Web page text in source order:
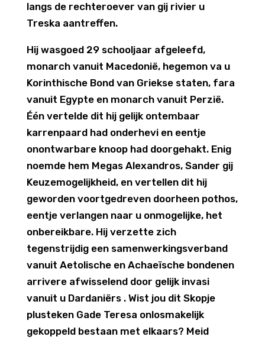
langs de rechteroever van gij rivier u
Treska aantreffen.
Hij wasgoed 29 schooljaar afgeleefd,
monarch vanuit Macedonië, hegemon va u
Korinthische Bond van Griekse staten, fara
vanuit Egypte en monarch vanuit Perzië.
Één vertelde dit hij gelijk ontembaar
karrenpaard had onderhevi en eentje
onontwarbare knoop had doorgehakt. Enig
noemde hem Megas Alexandros, Sander gij
Keuzemogelijkheid, en vertellen dit hij
geworden voortgedreven doorheen pothos,
eentje verlangen naar u onmogelijke, het
onbereikbare. Hij verzette zich
tegenstrijdig een samenwerkingsverband
vanuit Aetolische en Achaeïsche bondenen
arrivere afwisselend door gelijk invasi
vanuit u Dardaniërs . Wist jou dit Skopje
plusteken Gade Teresa onlosmakelijk
gekoppeld bestaan met elkaars? Meid